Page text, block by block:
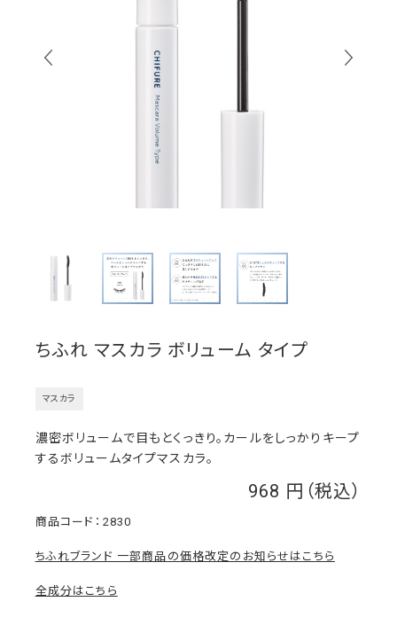
ちふれ マスカラ ボリューム タイプ
マスカラ
968
2830
濃密ボリュームで目もとくっきり。カールをしっかりキープ
するボリュームタイプマスカラ。
ちふれブランド 一部商品の価格改定のお知らせはこちら
全成分はこちら